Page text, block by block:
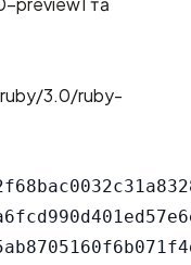
3.0/ruby-